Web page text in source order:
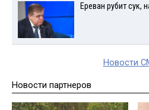
Ереван рубит сук,
Новости
Новости партнеров